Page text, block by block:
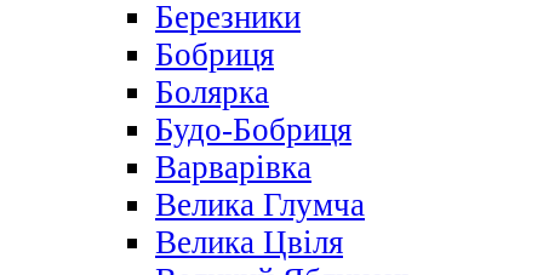
Березники
Бобриця
Болярка
Будо-Бобриця
Варварівка
Велика Глумча
Велика Цвіля